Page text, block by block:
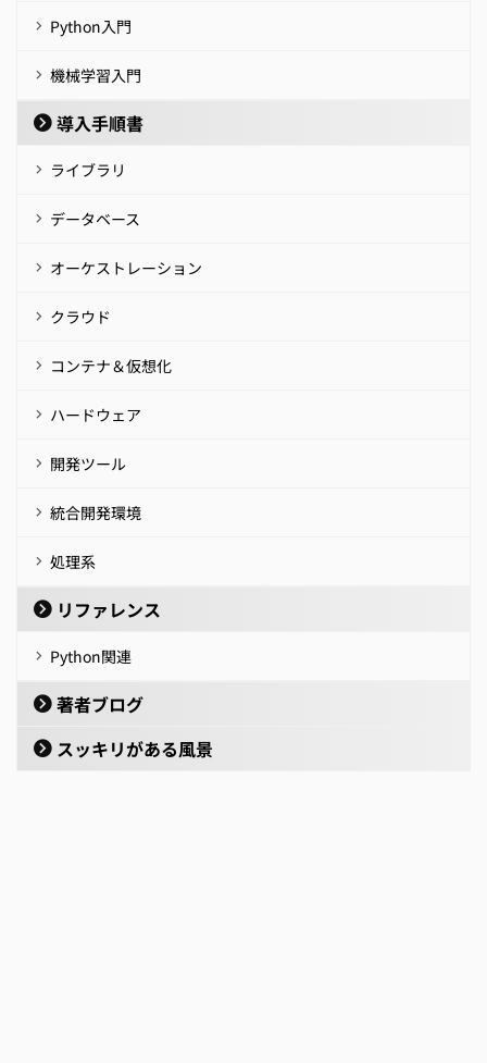
Python入門
機械学習入門
導入手順書
ライブラリ
データベース
オーケストレーション
クラウド
コンテナ＆仮想化
ハードウェア
開発ツール
統合開発環境
処理系
リファレンス
Python関連
著者ブログ
スッキリがある風景